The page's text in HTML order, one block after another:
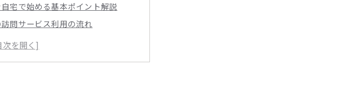
宅で始める基本ポイント解説
問サービス利用の流れ
ットケアの安全対策とは